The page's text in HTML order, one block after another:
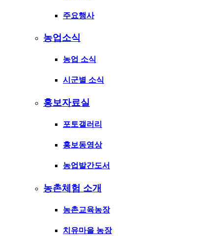
주요행사
농업소식
농업 소식
시군별 소식
홍보자료실
포토갤러리
홍보동영상
농업발간도서
농촌체험 소개
농촌교육농장
치유마을 농장